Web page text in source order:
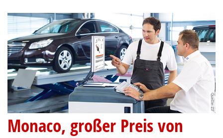
Quelle: ZF
Monaco, großer Preis von